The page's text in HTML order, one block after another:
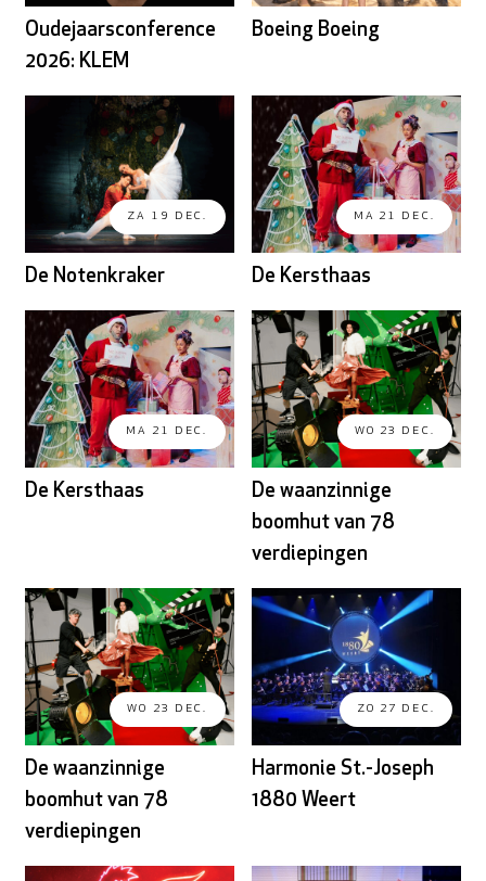
Oudejaarsconference
2026: KLEM
Boeing Boeing
ZA 19 DEC.
De Notenkraker
MA 21 DEC.
De Kersthaas
MA 21 DEC.
De Kersthaas
WO 23 DEC.
De waanzinnige
boomhut van 78
verdiepingen
WO 23 DEC.
De waanzinnige
boomhut van 78
verdiepingen
ZO 27 DEC.
Harmonie St.-Joseph
1880 Weert